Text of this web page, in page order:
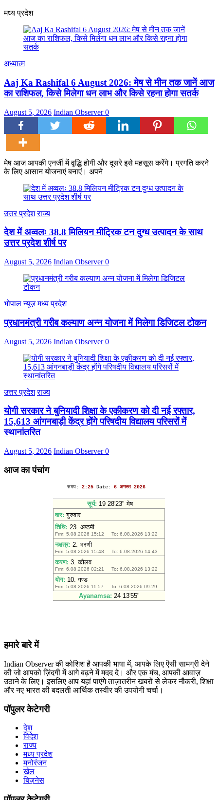
मध्य प्रदेश
अध्यात्म
Aaj Ka Rashifal 6 August 2026: मेष से मीन तक जानें आज
का राशिफल, किसे मिलेगा धन लाभ और किसे रहना होगा सतर्क
August 5, 2026 Indian Observer0
मेष आज आपकी एनर्जी में वृद्धि होगी और दूसरे इसे महसूस करेंगे। प्रगति करने
के लिए आसान योजनाएं बनाएं। अपने
उत्तर प्रदेश राज्य
देश में अव्वलः 38.8 मिलियन मीट्रिक टन दुग्ध उत्पादन के साथ
उत्तर प्रदेश शीर्ष पर
August 5, 2026 Indian Observer0
भोपाल न्यूज़ मध्य प्रदेश
प्रधानमंत्री गरीब कल्याण अन्न योजना में मिलेगा डिजिटल टोकन
August 5, 2026 Indian Observer0
उत्तर प्रदेश राज्य
योगी सरकार ने बुनियादी शिक्षा के एकीकरण को दी नई रफ्तार,
15,613 आंगनबाड़ी केंद्र होंगे परिषदीय विद्यालय परिसरों में
स्थानांतरित
August 5, 2026 Indian Observer0
आज का पंचांग
हमारे बारे में
Indian Observer की कोशिश है आपकी भाषा में, आपके लिए ऎसी सामग्री देने
की जो आपको ज़िंदगी में आगे बढ़ने में मदद दे। और एक मंच, आपकी आवाज़
उठाने के लिए। इसलिए आप यहां पाएंगे ताज़ातरीन खबरों से लेकर नौकरी, शिक्षा
और नए भारत की बदलती आर्थिक तस्वीर की उपयोगी चर्चा।
पॉपुलर केटेगरी
देश
विदेश
राज्य
मध्य प्रदेश
मनोरंजन
खेल
बिज़नेस